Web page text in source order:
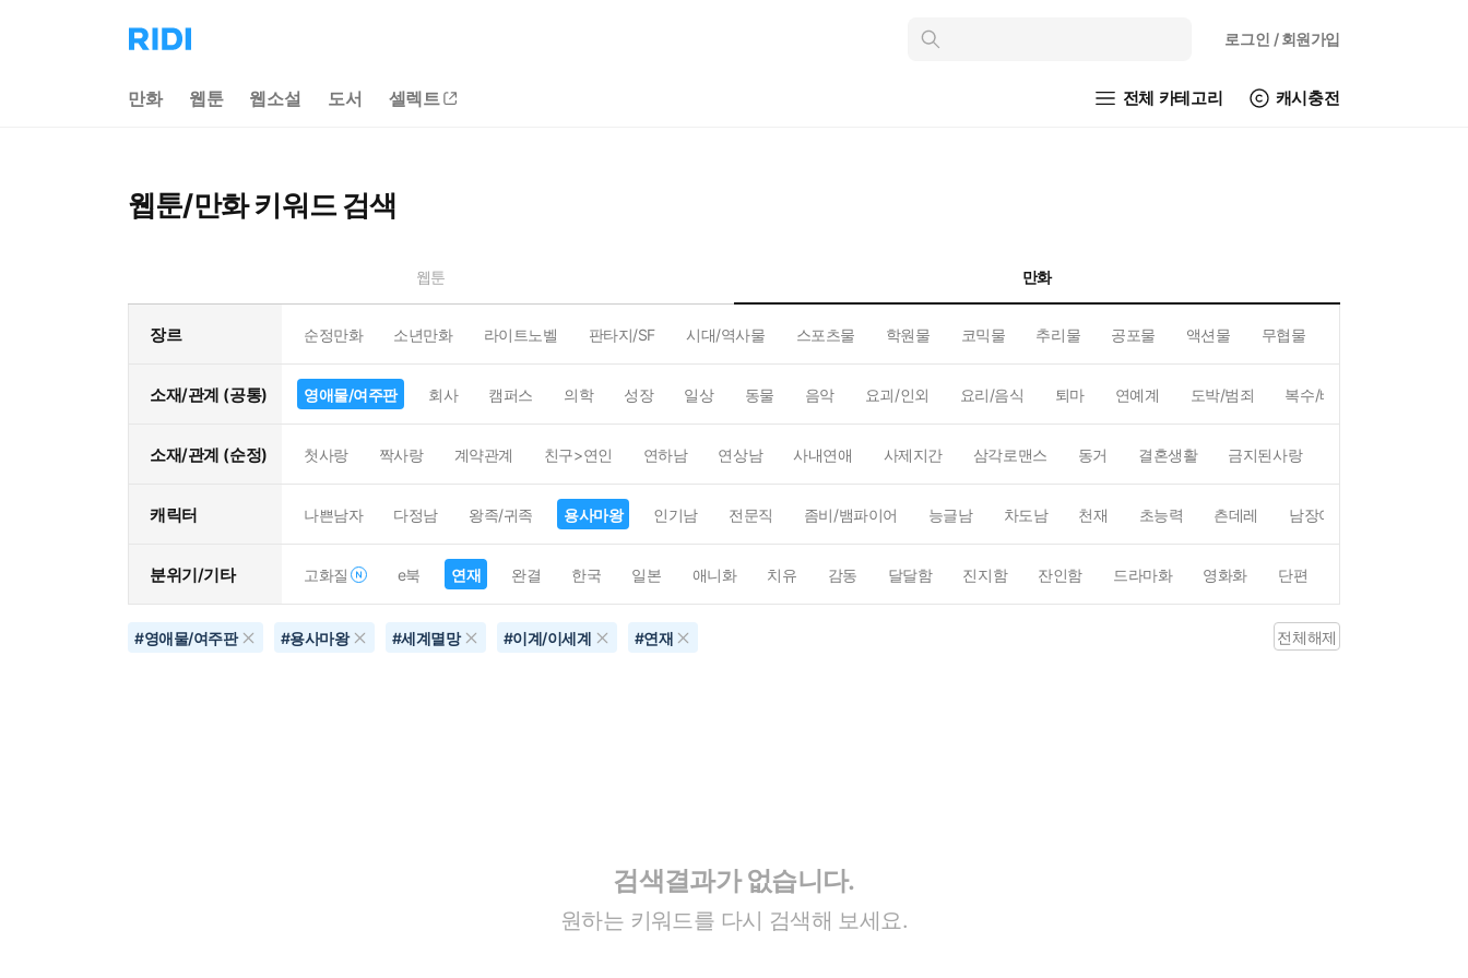
리
디
으
인
로그인 / 회원가입
만화 웹툰 웹소설 도서 셀렉트 전체 카테고리 캐시충전
웹툰/만화 키워드 검색
웹툰 만화
장르 순정만화 소년만화 라이트노벨 판타지/SF 시대/역사물 스포츠물 학원물 코믹물 추리물 공포물 액션물 무협물
소재/관계 (공통) 영애물/여주판 회사 캠퍼스 의학 성장 일상 동물 음악 요괴/인외 요리/음식 퇴마 연예계 도박/범죄 복수/배신
소재/관계 (순정) 첫사랑 짝사랑 계약관계 친구>연인 연하남 연상남 사내연애 사제지간 삼각로맨스 동거 결혼생활 금지된사랑
캐릭터 나쁜남자 다정남 왕족/귀족 용사마왕 인기남 전문직 좀비/뱀파이어 능글남 차도남 천재 초능력 츤데레 남장여자
분위기/기타 고화질 e북 연재 완결 한국 일본 애니화 치유 감동 달달함 진지함 잔인함 드라마화 영화화 단편
#영애물/여주판 #용사마왕 #세계멸망 #이계/이세계 #연재 전체해제
검색결과가 없습니다.
원하는 키워드를 다시 검색해 보세요.